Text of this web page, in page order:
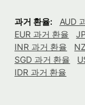
과거 환율: AUD
EUR 과거 환율
INR 과거 환율
SGD 과거 환율
IDR 과거 환율